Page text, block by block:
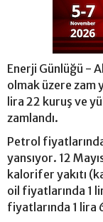
Enerji Günlüğü -
olmak üzere zam
lira 22 kuruş ve
zamlandı.
Petrol
yansıyor. 12
kalorifer yakıtı
oil fiyatlarında 1
fiyatlarında 1 lira